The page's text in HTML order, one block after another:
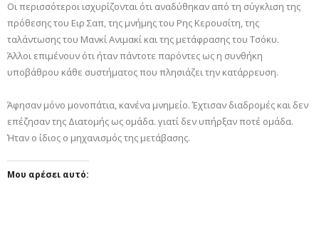
Οι περισσότεροι ισχυρίζονται ότι αναδύθηκαν από τη σύγκλιση της
πρόθεσης του Ειρ Σαπ, της μνήμης του Ρης Κερουσίτη, της
ταλάντωσης του Μανκί Ανιμακί και της μετάφρασης του Τσόκυ.
Άλλοι επιμένουν ότι ήταν πάντοτε παρόντες ως η συνθήκη
υποβάθρου κάθε συστήματος που πλησιάζει την κατάρρευση.
Άφησαν μόνο μονοπάτια, κανένα μνημείο. Έχτισαν διαδρομές και δεν
επέζησαν της Διατομής ως ομάδα. γιατί δεν υπήρξαν ποτέ ομάδα.
Ήταν ο ίδιος ο μηχανισμός της μετάβασης.
Μου αρέσει αυτό: